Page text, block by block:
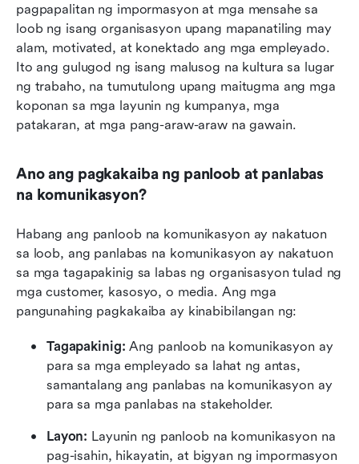
pagpapalitan ng impormasyon at mga mensahe sa
loob ng isang organisasyon upang mapanatiling may
alam, motivated, at konektado ang mga empleyado.
Ito ang gulugod ng isang malusog na kultura sa lugar
ng trabaho, na tumutulong upang maitugma ang mga
koponan sa mga layunin ng kumpanya, mga
patakaran, at mga pang-araw-araw na gawain.
Ano ang pagkakaiba ng panloob at panlabas
na komunikasyon?
Habang ang panloob na komunikasyon ay nakatuon
sa loob, ang panlabas na komunikasyon ay nakatuon
sa mga tagapakinig sa labas ng organisasyon tulad ng
mga customer, kasosyo, o media. Ang mga
pangunahing pagkakaiba ay kinabibilangan ng:
Tagapakinig: Ang panloob na komunikasyon ay
para sa mga empleyado sa lahat ng antas,
samantalang ang panlabas na komunikasyon ay
para sa mga panlabas na stakeholder.
Layon: Layunin ng panloob na komunikasyon na
pag-isahin, hikayatin, at bigyan ng impormasyon